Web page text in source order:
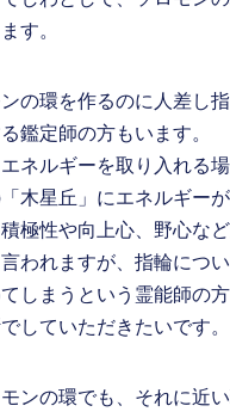
す。
の環を作るのに人差し
鑑定師の方もいます。
ネルギーを取り入れる
木星丘」にエネルギー
極性や向上心、野心な
われますが、指輪につ
しまうという霊能師の方
していただきたいです。
ンの環でも、それに近い